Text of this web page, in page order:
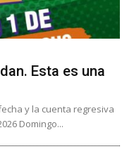
Esta es una
y la cuenta regresiva
Domingo...